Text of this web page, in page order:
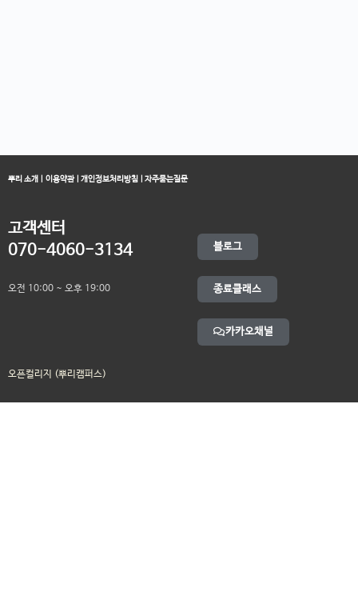
뿌리 소개 이용약관 개인정보처리방침 자주묻는질문
고객센터
070-4060-3134
오전 10:00 ~ 오후 19:00
블로그
종료클래스
카카오채널
오픈컬리지 (뿌리캠퍼스)